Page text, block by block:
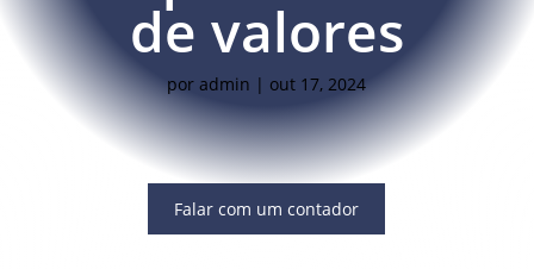
de valores
poradmin | out 17, 2024
Falar com um contador